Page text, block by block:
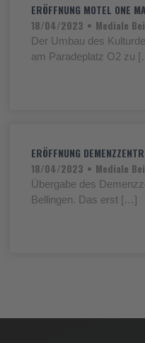
ERÖFFNUNG MOTEL ONE
18/04/2023 • Mediale
Der Umbau des
am Paradeplatz O2 zu
ERÖFFNUNG
18/04/2023 • Mediale
Übergabe des
Bellingen. Das erst […]